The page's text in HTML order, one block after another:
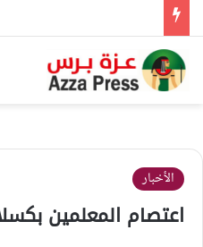
الأخبار
اعتصام المعلمين